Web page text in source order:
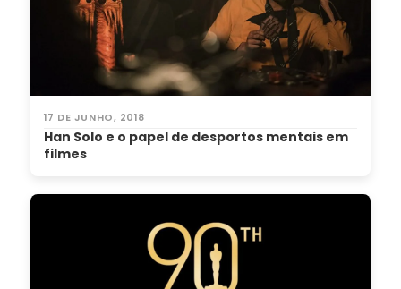
17 DE JUNHO, 2018
Han Solo e o papel de desportos mentais em
filmes